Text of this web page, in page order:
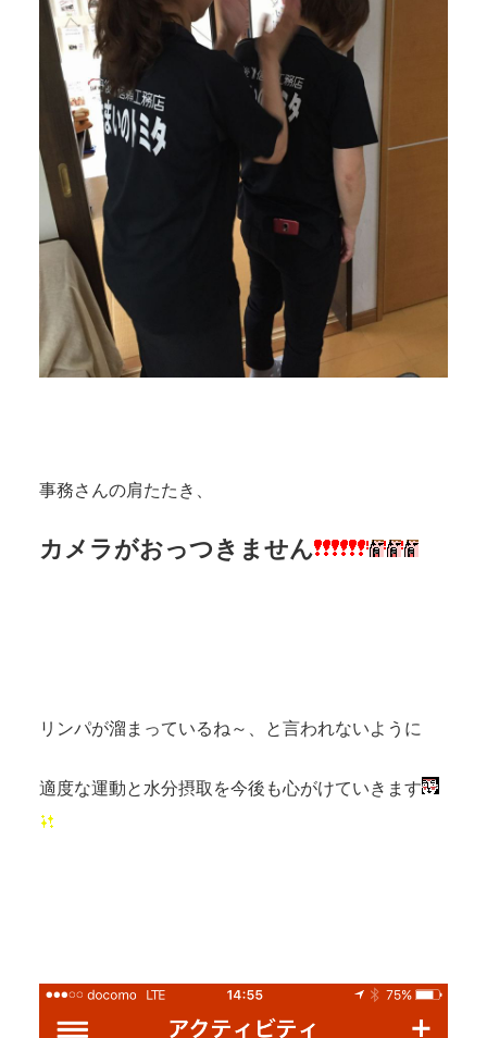
事務さんの肩たたき、
カメラがおっつきません
リンパが溜まっているね～、と言われないように
適度な運動と水分摂取を今後も心がけていきます